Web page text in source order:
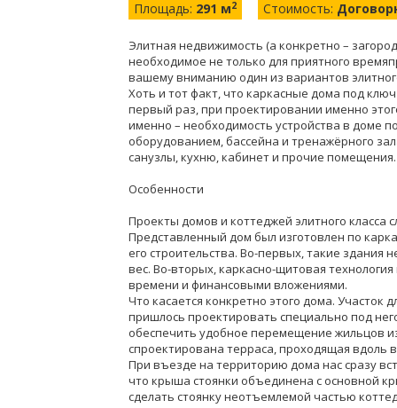
Площадь: 291 м2 Стоимость:
Элитная недвижимость (а конкретно –
необходимое не только для приятного
вашему вниманию один из вариантов
Хоть и тот факт, что каркасные дома под
первый раз, при проектировании именно
именно – необходимость устройства в доме
оборудованием, бассейна и тренажёрного
санузлы, кухню, кабинет и прочие помещения.
Особенности
Проекты домов и коттеджей элитного класса
Представленный дом был изготовлен по
его строительства. Во-первых, такие
вес. Во-вторых, каркасно-щитовая
времени и финансовыми вложениями.
Что касается конкретно этого дома. Участок
пришлось проектировать специально под
обеспечить удобное перемещение жильцов
спроектирована терраса, проходящая вдоль
При въезде на территорию дома нас сразу
что крыша стоянки объединена с основной
сделать стоянку неотъемлемой частью